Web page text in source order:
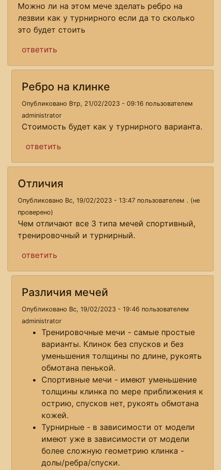
Можно ли на этом мече зделать ребро на
лезвии как у турнирного если да то сколько
это будет стоить
ответить
Ребро на клинке
Опубликовано Втр, 21/02/2023 - 09:16 пользователем
administrator
Стоимость будет как у турнирного варианта.
ответить
Отличия
Опубликовано Вс, 19/02/2023 - 13:47 пользователем . (не
проверено)
Чем отличают все 3 типа мечей спортивный,
тренировочный и турнирный.
ответить
Различия мечей
Опубликовано Вс, 19/02/2023 - 19:46 пользователем
administrator
Тренировочные мечи - самые простые
варианты. Клинок без спусков и без
уменьшения толщины по длине, рукоять
обмотана пенькой.
Спортивные мечи - имеют уменьшение
толщины клинка по мере приближения к
острию, спусков нет, рукоять обмотана
кожей.
Турнирные - в зависимости от модели
имеют уже в зависимости от модели
более сложную геометрию клинка -
долы/ребра/спуски.